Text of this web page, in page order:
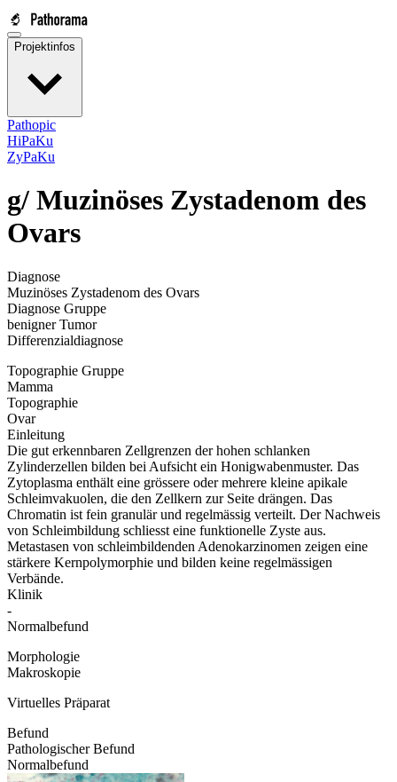
Projektinfos
Pathopic
HiPaKu
ZyPaKu
g/ Muzinöses Zystadenom des
Ovars
Diagnose
Muzinöses Zystadenom des Ovars
Diagnose Gruppe
benigner Tumor
Differenzialdiagnose
Topographie Gruppe
Mamma
Topographie
Ovar
Einleitung
Die gut erkennbaren Zellgrenzen der hohen schlanken
Zylinderzellen bilden bei Aufsicht ein Honigwabenmuster. Das
Zytoplasma enthält eine grössere oder mehrere kleine apikale
Schleimvakuolen, die den Zellkern zur Seite drängen. Das
Chromatin ist fein granulär und regelmässig verteilt. Der Nachweis
von Schleimbildung schliesst eine funktionelle Zyste aus.
Metastasen von schleimbildenden Adenokarzinomen zeigen eine
stärkere Kernpolymorphie und bilden keine regelmässigen
Verbände.
Klinik
-
Normalbefund
Morphologie
Makroskopie
Virtuelles Präparat
Befund
Pathologischer Befund
Normalbefund